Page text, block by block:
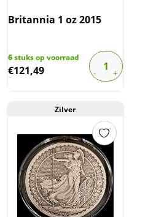
Britannia 1 oz 2015
6stuks op voorraad
€121,49
Zilver